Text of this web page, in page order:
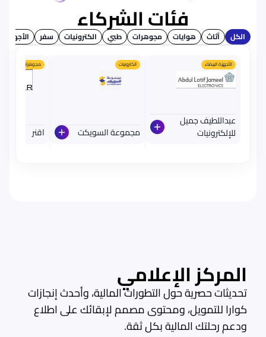
فئات الشركاء
الكل آثاث هوايات مجوهرات طبي الكترونيات سفر الأجهزة
الأجهزة البيضاء
عبداللطيف جميل
للإلكترونيات
الكترونيات
مجموعة السويكت
مجوهرات
اقنر
المركز الإعلامي
تحديثات حصرية حول التطورات المالية، وأحدث إنجازات
كوارا للتمويل، ومحتوى مصمم لإبقائك على اطلاع
ودعم رحلتك المالية بكل ثقة.